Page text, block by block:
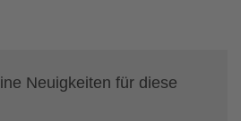
Neuigkeiten für diese